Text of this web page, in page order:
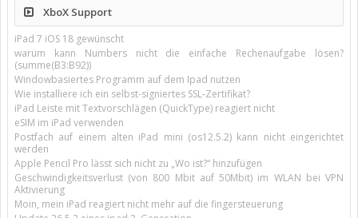
XboX Support
iPad 7 iOS 18 gewünscht
warum kann Numbers nicht die einfache Rechenaufgabe lösen?
(summe(B3:B92))
Windowbasiertes Programm auf dem Ipad nutzen
Wie installiere ich ein selbst-signiertes SSL-Zertifikat?
iPad Leiste mit Textvorschlägen (QuickType) reagiert nicht
eSIM im iPad verwenden
Postfach auf einem alten iPad mini (os12.5.2) kann nicht eingerichtet
werden
Apple Pencil Pro lässt sich nicht zu „Wo ist?“ hinzufügen
Geschwindigkeitsverlust (von 800 Mbit auf 50Mbit) im WLAN bei VPN
Aktivierung
Moin, mein iPad reagiert nicht mehr auf die fingersteuerung